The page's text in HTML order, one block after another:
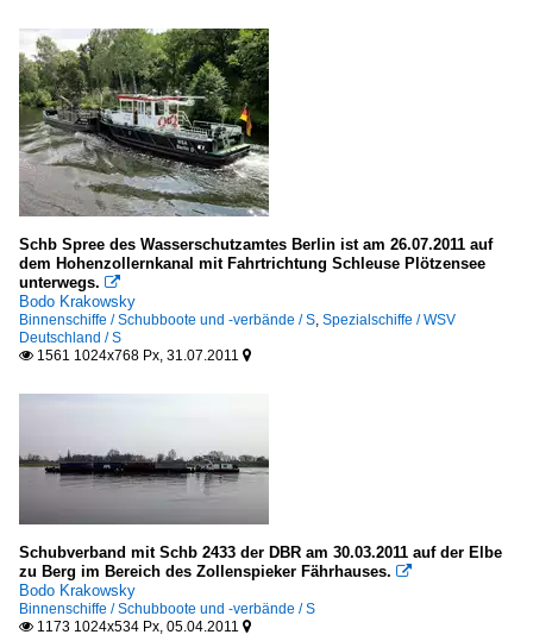
Schb Spree des Wasserschutzamtes Berlin ist am 26.07.2011 auf
dem Hohenzollernkanal mit Fahrtrichtung Schleuse Plötzensee
unterwegs. 
Bodo Krakowsky
Binnenschiffe / Schubboote und -verbände / S, Spezialschiffe / WSV
Deutschland / S
 1561 1024x768 Px, 31.07.2011 
Schubverband mit Schb 2433 der DBR am 30.03.2011 auf der Elbe
zu Berg im Bereich des Zollenspieker Fährhauses. 
Bodo Krakowsky
Binnenschiffe / Schubboote und -verbände / S
 1173 1024x534 Px, 05.04.2011 